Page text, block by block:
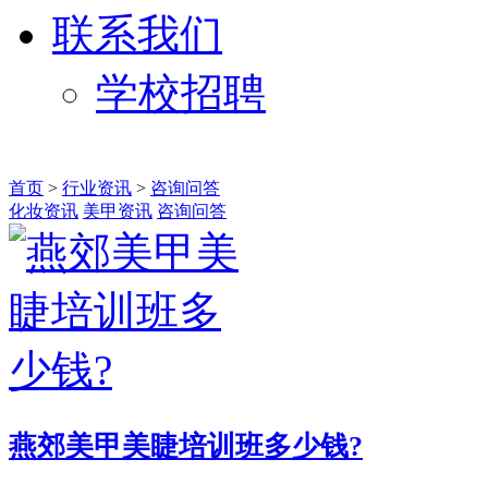
联系我们
学校招聘
首页 > 行业资讯 > 咨询问答
化妆资讯 美甲资讯 咨询问答
燕郊美甲美睫培训班多少钱?